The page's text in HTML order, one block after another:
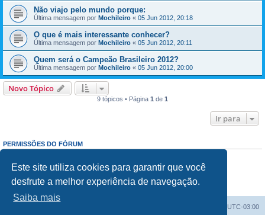
Este site utiliza cookies para garantir que você
desfrute a melhor experiência de navegação.
Saiba mais
Não viajo pelo mundo porque:
Última mensagem por Mochileiro « 05 Jun 2012, 20:18
O que é mais interessante conhecer?
Última mensagem por Mochileiro « 05 Jun 2012, 20:11
Quem será o Campeão Brasileiro 2012?
Última mensagem por Mochileiro « 05 Jun 2012, 20:00
Novo Tópico
9 tópicos • Página 1 de 1
Ir para
PERMISSÕES DO FÓRUM
Responder mensagens:
Proibido
Editar mensagens:Proibido
Excluir mensagens:Proibido
UTC-03:00